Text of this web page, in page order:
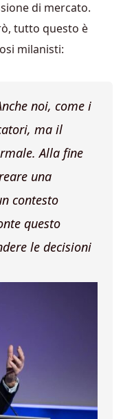
di mercato.
tutto questo è
milanisti:
noi, come i
ma il
Alla fine
una
contesto
questo
le decisioni